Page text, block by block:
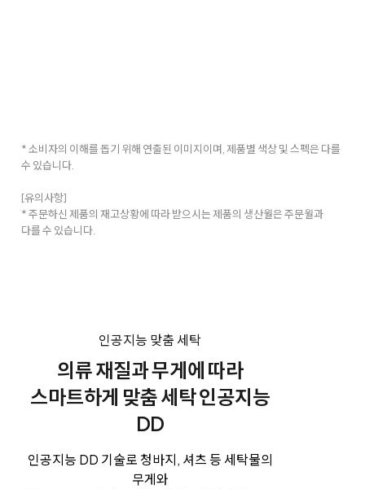
* 소비자의 이해를 돕기 위해 연출된 이미지이며, 제품별 색상 및 스펙은 다를
수 있습니다.
[유의사항]
* 주문하신 제품의 재고상황에 따라 받으시는 제품의 생산월은 주문월과
다를 수 있습니다.
인공지능 맞춤 세탁
의류 재질과 무게에 따라
스마트하게 맞춤 세탁 인공지능
DD
인공지능 DD 기술로 청바지, 셔츠 등 세탁물의
무게와